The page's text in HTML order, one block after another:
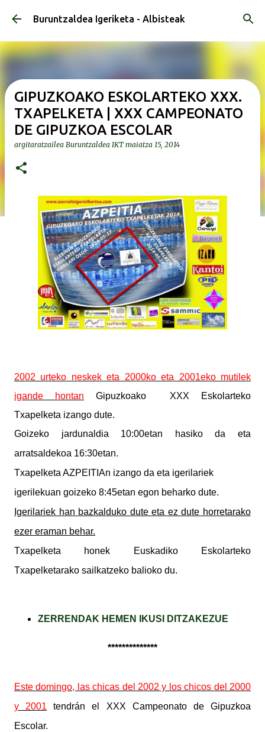
Saltatu eta joan eduki nagusira
Buruntzaldea Igeriketa - Albisteak
GIPUZKOAKO ESKOLARTEKO XXX.
TXAPELKETA | XXX CAMPEONATO
DE GIPUZKOA ESCOLAR
argitaratzailea Buruntzaldea IKT maiatza 15, 2014
2002 urteko neskek eta 2000ko eta 2001eko mutilek
igande hontan Gipuzkoako XXX Eskolarteko
Txapelketa izango dute.
Goizeko jardunaldia 10:00etan hasiko da eta
arratsaldekoa 16:30etan.
Txapelketa AZPEITIAn izango da eta igerilariek
igerilekuan goizeko 8:45etan egon beharko dute.
Igerilariek han bazkalduko dute eta ez dute horretarako
ezer eraman behar.
Txapelketa honek Euskadiko Eskolarteko
Txapelketarako sailkatzeko balioko du.
ZERRENDAK HEMEN IKUSI DITZAKEZUE
**************
Este domingo, las chicas del 2002 y los chicos del 2000
y 2001 tendrán el XXX Campeonato de Gipuzkoa
Escolar.